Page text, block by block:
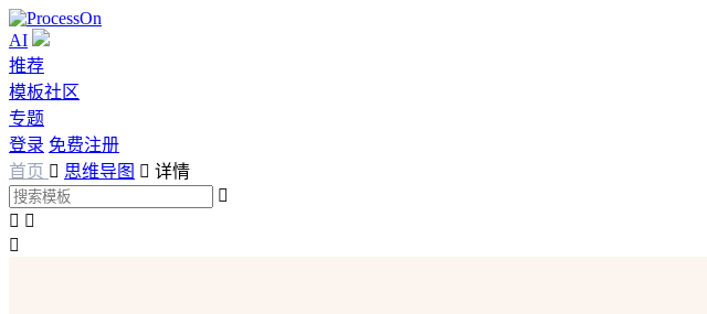
AI
推荐
模板社区
专题
登录 免费注册
首页  思维导图  详情

 
